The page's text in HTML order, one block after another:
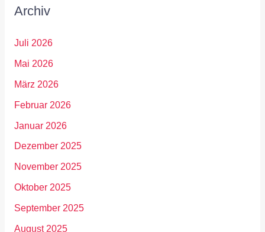
Archiv
Juli 2026
Mai 2026
März 2026
Februar 2026
Januar 2026
Dezember 2025
November 2025
Oktober 2025
September 2025
August 2025